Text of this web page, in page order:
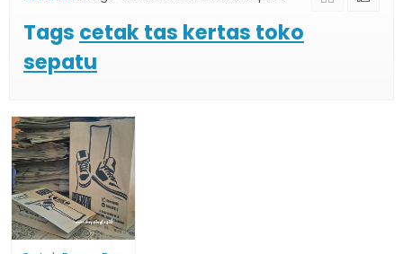
Tags cetak tas kertas toko
sepatu